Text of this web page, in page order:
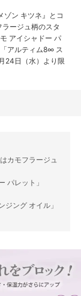
ゾン キツネ』とコ
ージュ柄のスタ
アイシャドー パ
アルティム8∞ ス
24日（水）より限
カモフラージュ
パレット」
ング オイル」